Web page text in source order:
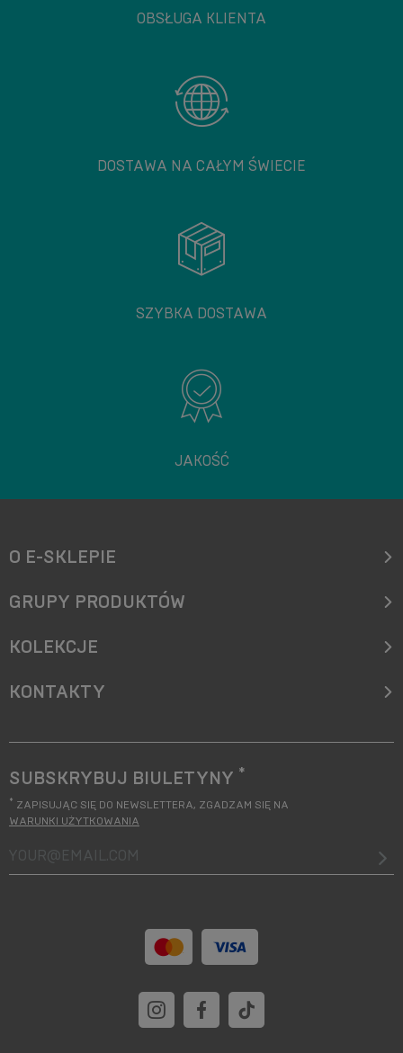
OBSŁUGA KLIENTA
DOSTAWA NA CAŁYM ŚWIECIE
SZYBKA DOSTAWA
JAKOŚĆ
O E-SKLEPIE
GRUPY PRODUKTÓW
KOLEKCJE
KONTAKTY
SUBSKRYBUJ BIULETYNY *
* ZAPISUJĄC SIĘ DO NEWSLETTERA, ZGADZAM SIĘ NA
WARUNKI UŻYTKOWANIA
your@email.com